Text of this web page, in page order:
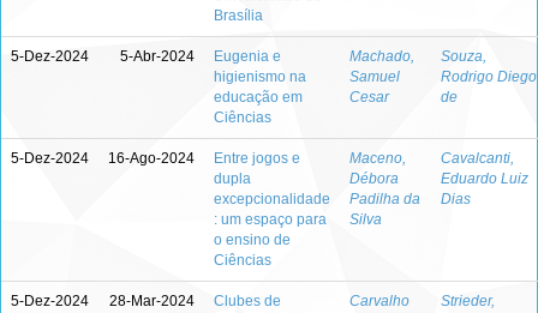
Brasília
5-Dez-2024 5-Abr-2024
Eugenia e
higienismo na
educação em
Ciências
Machado,
Samuel
Cesar
Souza,
Rodrigo Diego
de
5-Dez-2024 16-Ago-2024
Entre jogos e
dupla
excepcionalidade
: um espaço para
o ensino de
Ciências
Maceno,
Débora
Padilha da
Silva
Cavalcanti,
Eduardo Luiz
Dias
5-Dez-2024 28-Mar-2024
Clubes de
Carvalho
Strieder,